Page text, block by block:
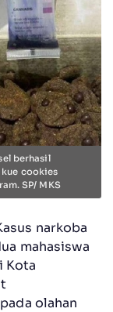
berhasil
cookies
SP/ MKS
narkoba
mahasiswa
Kota
olahan